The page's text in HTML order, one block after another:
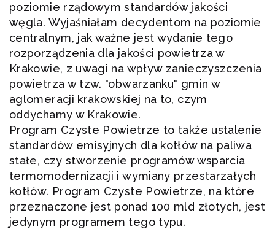
poziomie rządowym standardów jakości
węgla. Wyjaśniałam decydentom na poziomie
centralnym, jak ważne jest wydanie tego
rozporządzenia dla jakości powietrza w
Krakowie, z uwagi na wpływ zanieczyszczenia
powietrza w tzw. "obwarzanku" gmin w
aglomeracji krakowskiej na to, czym
oddychamy w Krakowie.
Program Czyste Powietrze to także ustalenie
standardów emisyjnych dla kotłów na paliwa
stałe, czy stworzenie programów wsparcia
termomodernizacji i wymiany przestarzałych
kotłów. Program Czyste Powietrze, na które
przeznaczone jest ponad 100 mld złotych, jest
jedynym programem tego typu.